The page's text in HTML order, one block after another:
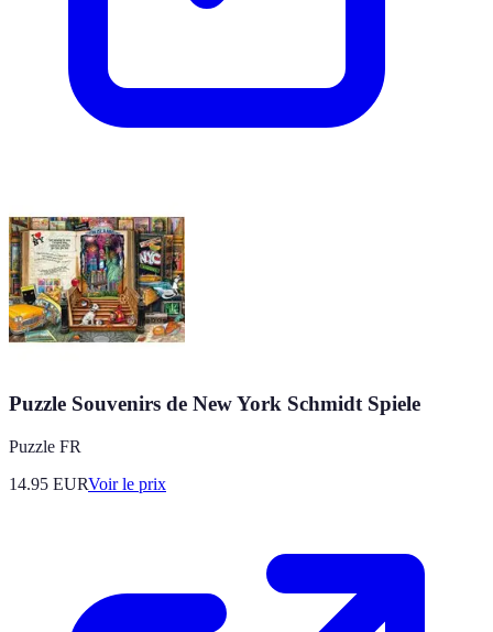
Puzzle Souvenirs de New York Schmidt Spiele
Puzzle FR
14.95 EURVoir le prix